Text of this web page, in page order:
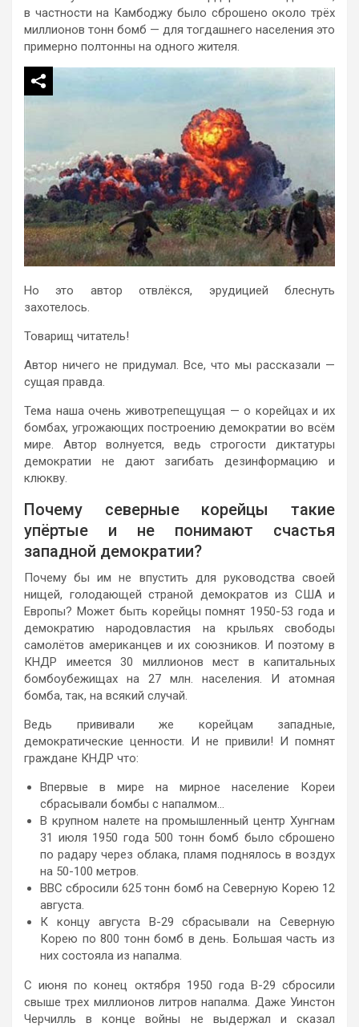
в частности на Камбоджу было сброшено около трёх
миллионов тонн бомб — для тогдашнего населения это
примерно полтонны на одного жителя.
Но это автор отвлёкся, эрудицией блеснуть
захотелось.
Товарищ читатель!
Автор ничего не придумал. Все, что мы рассказали —
сущая правда.
Тема наша очень животрепещущая — о корейцах и их
бомбах, угрожающих построению демократии во всём
мире. Автор волнуется, ведь строгости диктатуры
демократии не дают загибать дезинформацию и
клюкву.
Почему северные корейцы такие
упёртые и не понимают счастья
западной демократии?
Почему бы им не впустить для руководства своей
нищей, голодающей страной демократов из США и
Европы? Может быть корейцы помнят 1950-53 года и
демократию народовластия на крыльях свободы
самолётов американцев и их союзников. И поэтому в
КНДР имеется 30 миллионов мест в капитальных
бомбоубежищах на 27 млн. населения. И атомная
бомба, так, на всякий случай.
Ведь прививали же корейцам западные,
демократические ценности. И не привили! И помнят
граждане КНДР что:
Впервые в мире на мирное население Кореи
сбрасывали бомбы с напалмом…
В крупном налете на промышленный центр Хунгнам
31 июля 1950 года 500 тонн бомб было сброшено
по радару через облака, пламя поднялось в воздух
на 50-100 метров.
ВВС сбросили 625 тонн бомб на Северную Корею 12
августа.
К концу августа В-29 сбрасывали на Северную
Корею по 800 тонн бомб в день. Большая часть из
них состояла из напалма.
С июня по конец октября 1950 года В-29 сбросили
свыше трех миллионов литров напалма. Даже Уинстон
Черчилль в конце войны не выдержал и сказал